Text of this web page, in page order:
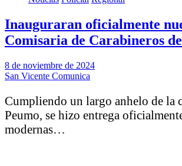
Inauguraran oficialmente
Comisaria de Carabineros
8 de noviembre de 2024
San Vicente Comunica
Cumpliendo un largo anhelo de la
Peumo, se hizo entrega
modernas…